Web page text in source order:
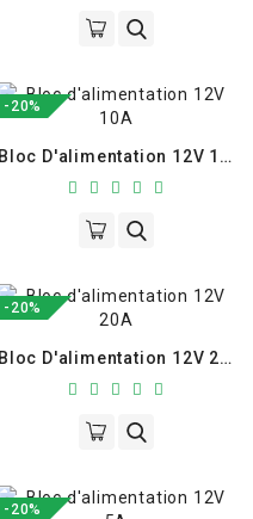
-20%
Bloc D'alimentation 12V 10A
-20%
Bloc D'alimentation 12V 20A
-20%